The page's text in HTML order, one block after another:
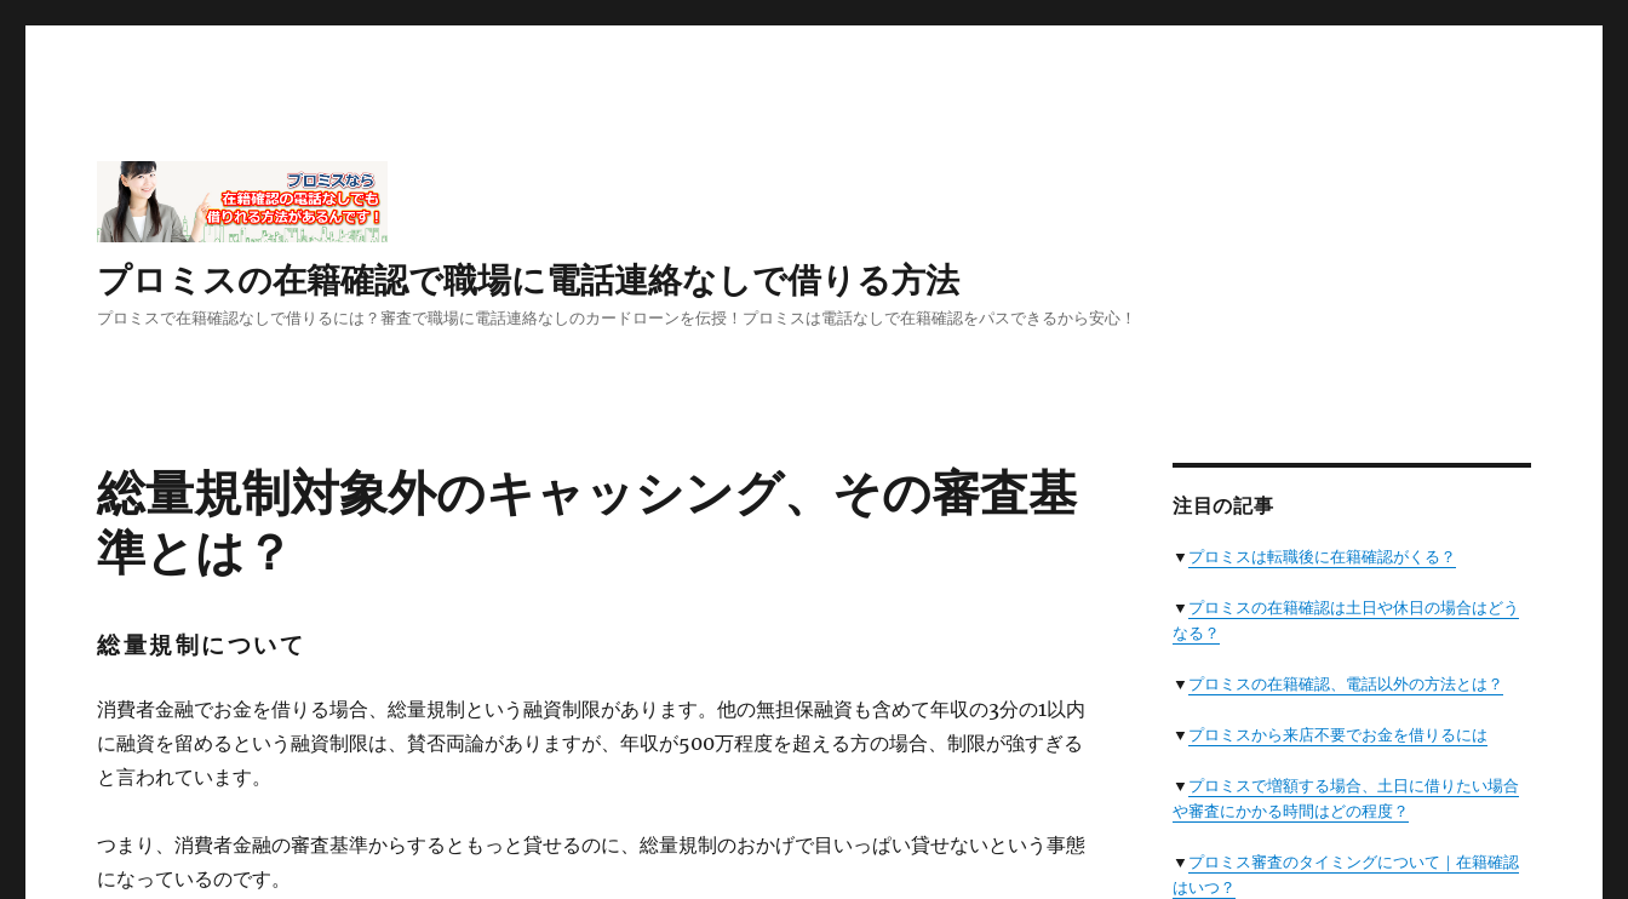
プロミスの在籍確認で職場に電話連絡なしで借りる方法
プロミスで在籍確認なしで借りるには？審査で職場に電話連絡なしのカードローンを伝授！プロミスは電話なしで在籍確認をパスできるから安心！
総量規制対象外のキャッシング、その審査基
準とは？
総量規制について
消費者金融でお金を借りる場合、総量規制という融資制限があります。他の無担保融資も含めて年収の3分の1以内
に融資を留めるという融資制限は、賛否両論がありますが、年収が500万程度を超える方の場合、制限が強すぎる
と言われています。
つまり、消費者金融の審査基準からするともっと貸せるのに、総量規制のおかげで目いっぱい貸せないという事態
になっているのです。
注目の記事
▼ プロミスは転職後に在籍確認がくる？
▼ プロミスの在籍確認は土日や休日の場合はどう
なる？
▼ プロミスの在籍確認、電話以外の方法とは？
▼ プロミスから来店不要でお金を借りるには
▼ プロミスで増額する場合、土日に借りたい場合
や審査にかかる時間はどの程度？
▼ プロミス審査のタイミングについて｜在籍確認
はいつ？